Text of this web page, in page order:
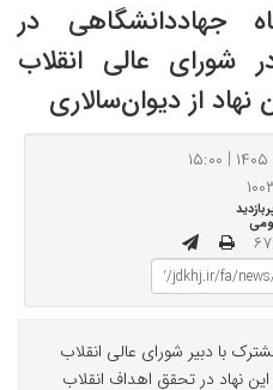
جهاددانشگاهی در
شورای عالی انقلاب
از دیوان‌سالاری
با دبیر شورای عالی انقلاب
نهاد در تحقق اهداف انقلاب